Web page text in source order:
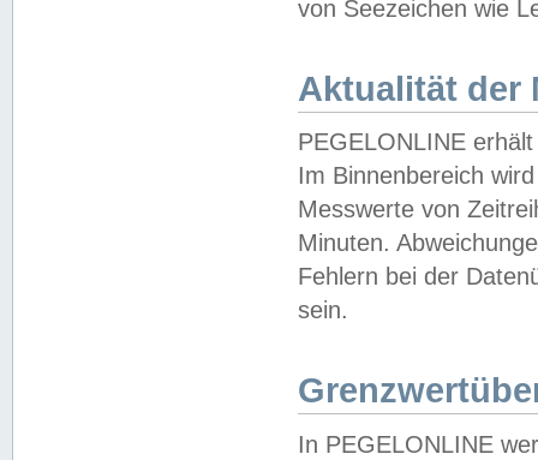
von Seezeichen wie
Aktualität der
PEGELONLINE
Im Binnenbereich
Messwerte von
Minuten.
Fehlern bei der
sein.
In PEGELONLINE